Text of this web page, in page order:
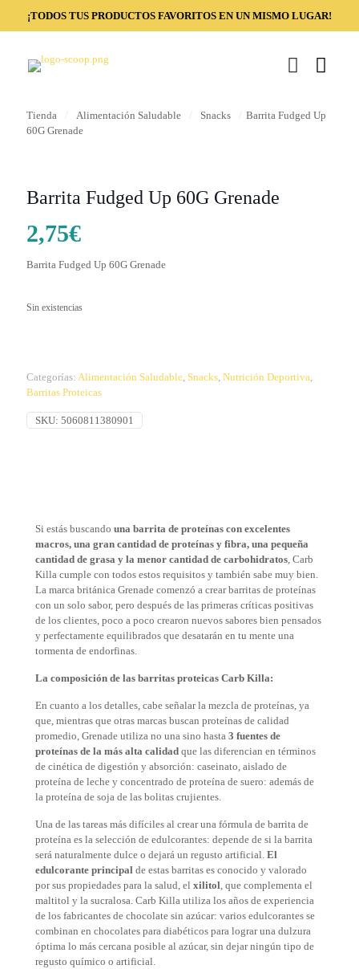
¡TODOS TUS PRODUCTOS FAVORITOS EN UN MISMO LUGAR!
Tienda Alimentación Saludable Snacks
Barrita Fudged Up
60G Grenade
Barrita Fudged Up 60G Grenade
2,75€
Barrita Fudged Up 60G Grenade
Sin existencias
Categorías: Alimentación Saludable, Snacks, Nutrición Deportiva,
Barritas Proteicas
SKU: 5060811380901
Si estás buscandouna barrita de proteínas con excelentes
macros, una gran cantidad de proteínas y fibra, una pequeña
cantidad de grasa y la menor cantidad de carbohidratos, Carb
Killa cumple con todos estos requisitos y también sabe muy bien.
La marca británica Grenade comenzó a crear barritas de proteínas
con un solo sabor, pero después de las primeras críticas positivas
de los clientes, poco a poco crearon nuevos sabores bien pensados
​​y perfectamente equilibrados que desatarán en tu mente una
tormenta de endorfinas.
La composición de las barritas proteicas Carb Killa:
En cuanto a los detalles, cabe señalar la mezcla de proteínas, ya
que, mientras que otras marcas buscan proteínas de calidad
promedio, Grenade utiliza no una sino hasta3 fuentes de
proteínas de la más alta calidad que las diferencian en términos
de cinética de digestión y absorción: caseinato, aislado de
proteína de leche y concentrado de proteína de suero: además de
la proteína de soja de las bolitas crujientes.
Una de las tareas más difíciles al crear una fórmula de barrita de
proteína es la selección de edulcorantes: depende de si la barrita
será naturalmente dulce o dejará un regusto artificial.El
edulcorante principal de estas barritas es conocido y valorado
por sus propiedades para la salud, el xilitol, que complementa el
maltitol y la sucralosa. Carb Killa utiliza los años de experiencia
de los fabricantes de chocolate sin azúcar: varios edulcorantes se
combinan en chocolates para diabéticos para lograr una dulzura
óptima lo más cercana posible al azúcar, sin dejar ningún tipo de
regusto químico o artificial.